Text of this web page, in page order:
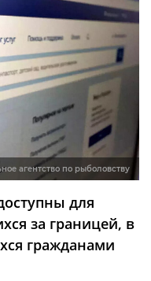
агентство по рыболовству
для
за границей, в
гражданами